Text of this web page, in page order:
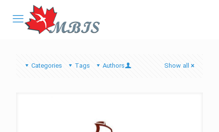
Categories Tags Authors Show all